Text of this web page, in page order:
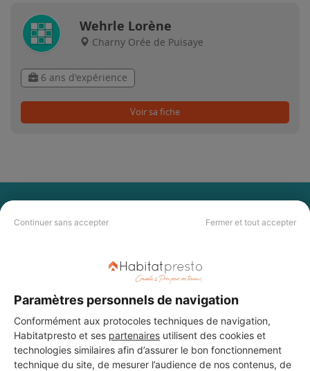
Continuer sans accepter Fermer et tout accepter
Paramètres personnels de navigation
Conformément aux protocoles techniques de navigation,
Habitatpresto et ses partenaires utilisent des cookies et
technologies similaires afin d’assurer le bon fonctionnement
technique du site, de mesurer l’audience de nos contenus, de
Wehrle Lorène
Charny Orée de Puisaye
6 ans d'expérience
Voir sa fiche
PAS LE TEMPS DE
CHERCHER ?
Vous souhaitez réaliser des travaux et ne savez quel professionnel
auprès de notre réseau de 5 000
professionnels partout en France.